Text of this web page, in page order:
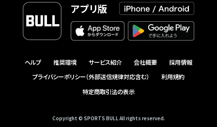
アプリ版
ヘルプ 推奨環境 サービス紹介 会社概要
採用情報
プライバシーポリシー（外部送信規律対応含む）
利用規約
特定商取引法の表示
Copyright © SPORTS BULL All rights reserved.